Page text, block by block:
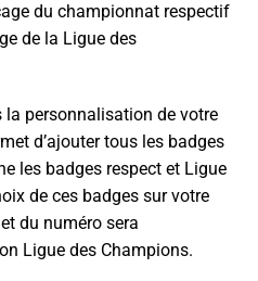
du championnat respectif
de la Ligue des
personnalisation de votre
d’ajouter tous les badges
les badges respect et Ligue
de ces badges sur votre
du numéro sera
Ligue des Champions.